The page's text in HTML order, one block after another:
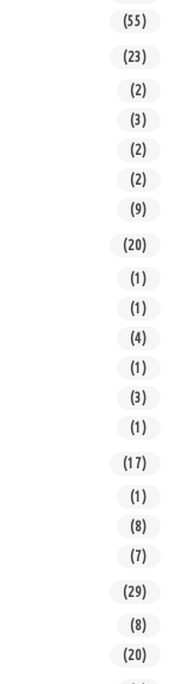
(55)
(23)
(2)
(3)
(2)
(2)
(9)
(20)
(1)
(1)
(4)
(1)
(3)
(1)
(17)
(1)
(8)
(7)
(29)
(8)
(20)